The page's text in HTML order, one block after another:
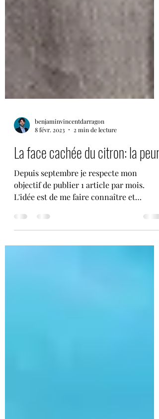
8 févr. 2023
2 min de lecture
La face cachée du citron: la peur.
Depuis septembre je respecte mon
L'idée est de me faire connaître et
d'améliorer mon...